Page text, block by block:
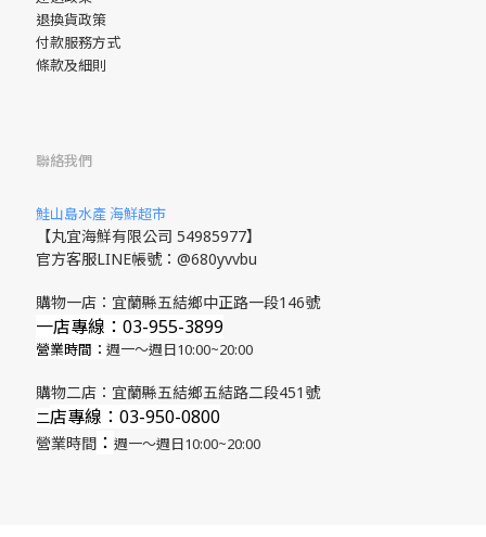
退換貨政策
付款服務方式
條款及細則
聯絡我們
鮭山島水產 海鮮超市
【丸宜海鮮有限公司 54985977】
官方客服LINE帳號：@680yvvbu
購物一店：宜蘭縣五結鄉中正路一段146號
一店專線：03-955-3899
營業時間： 週一～週日10:00~20:00
購物二店：宜蘭縣五結鄉五結路二段451號
​二店專線 ：03-950-0800
營業時間 ： 週一～週日10:00~20:00